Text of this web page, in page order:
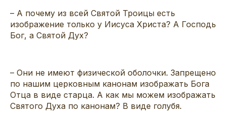
– А почему из всей Святой Троицы есть
изображение только у Иисуса Христа? А Господь
Бог, а Святой Дух?
– Они не имеют физической оболочки. Запрещено
по нашим церковным канонам изображать Бога
Отца в виде старца. А как мы можем изображать
Святого Духа по канонам? В виде голубя.